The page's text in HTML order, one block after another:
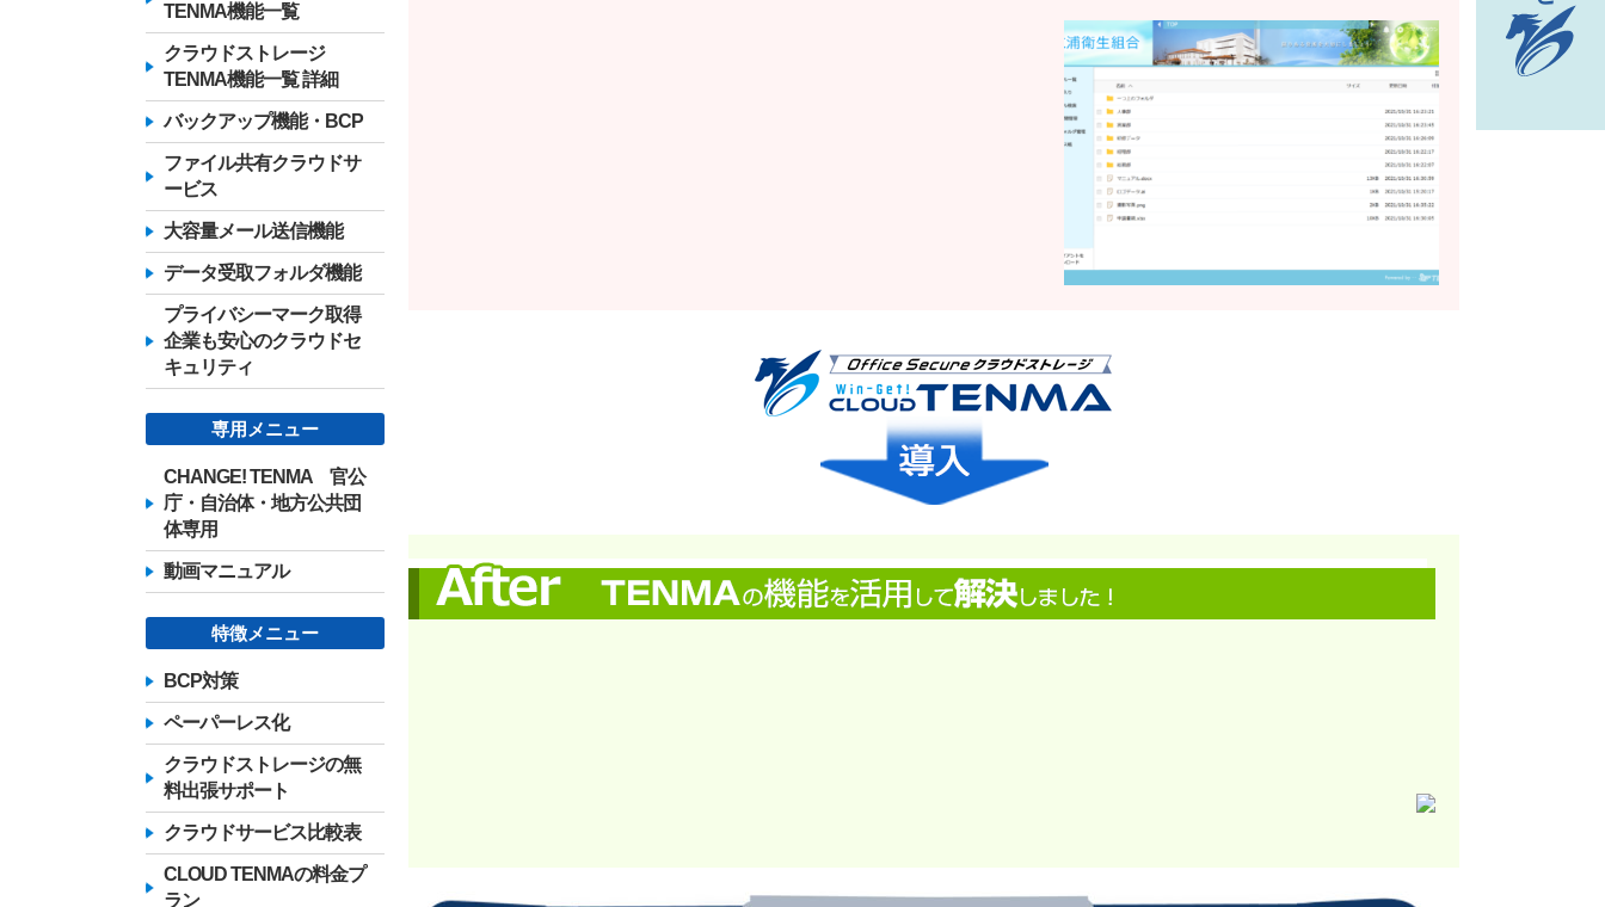
TENMA機能一覧
クラウドストレージ
TENMA機能一覧 詳細
バックアップ機能・BCP
ファイル共有クラウドサ
ービス
大容量メール送信機能
データ受取フォルダ機能
プライバシーマーク取得
企業も安心のクラウドセ
キュリティ
専用メニュー
CHANGE! TENMA 官公
庁・自治体・地方公共団
体専用
動画マニュアル
特徴メニュー
BCP対策
ペーパーレス化
クラウドストレージの無
料出張サポート
クラウドサービス比較表
CLOUD TENMAの料金プ
ラン